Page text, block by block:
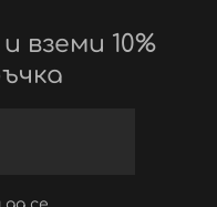
вземи 10%